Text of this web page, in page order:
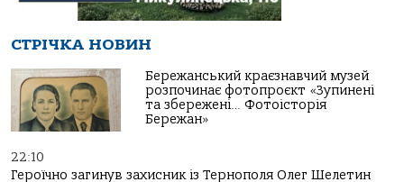
СТРІЧКА НОВИН
Бережанський краєзнавчий музей
розпочинає фотопроєкт «Зупинені
та збережені… Фотоісторія
Бережан»
22:10
Героїчно загинув захисник із Тернополя Олег Шелетин